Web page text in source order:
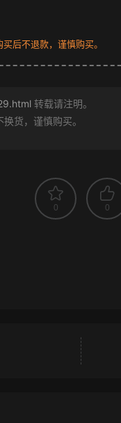
后不退款，谨慎购买。
转载请注明。
货，谨慎购买。
0 0